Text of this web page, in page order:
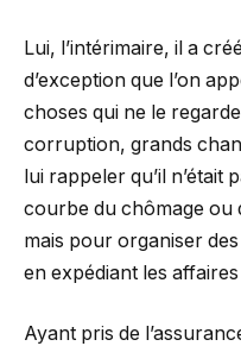
Lui, l’intérimaire, il a
d’exception que l’on
choses qui ne le
corruption, grands
lui rappeler qu’il n’était
courbe du chômage ou
mais pour organiser
en expédiant les
Ayant pris de